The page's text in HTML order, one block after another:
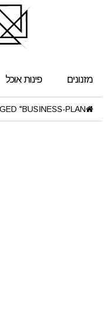
מזנונים פינות אוכל
"BUSINESS-PLAN"